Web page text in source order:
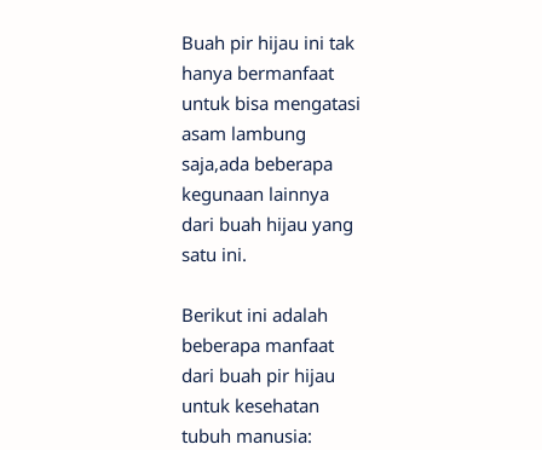
Buah pir hijau ini tak
hanya bermanfaat
untuk bisa mengatasi
asam lambung
saja,ada beberapa
kegunaan lainnya
dari buah hijau yang
satu ini.
Berikut ini adalah
beberapa manfaat
dari buah pir hijau
untuk kesehatan
tubuh manusia: